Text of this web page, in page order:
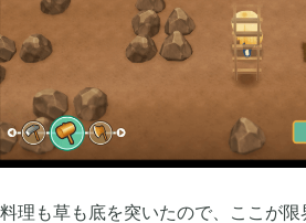
料理も草も底を突いたので、ここが限